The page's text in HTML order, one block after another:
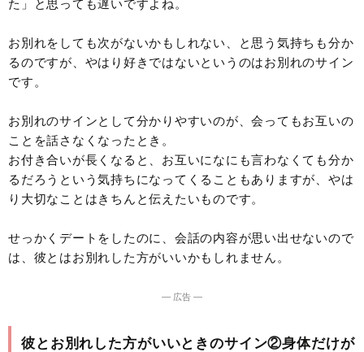
た」と思っても遅いですよね。
お別れをしても次がないかもしれない、と思う気持ちも分か
るのですが、やはり好きではないというのはお別れのサイン
です。
お別れのサインとして分かりやすいのが、会ってもお互いの
ことを話さなくなったとき。
お付き合いが長くなると、お互いになにも言わなくても分か
るだろうという気持ちになってくることもありますが、やは
り大切なことはきちんと伝えたいものです。
せっかくデートをしたのに、会話の内容が思い出せないので
は、彼とはお別れした方がいいかもしれません。
― 広告 ―
彼とお別れした方がいいときのサイン②身体だけが